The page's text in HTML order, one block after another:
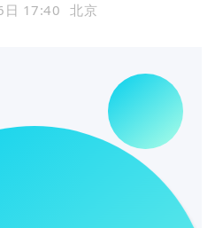
日 17:40 北京